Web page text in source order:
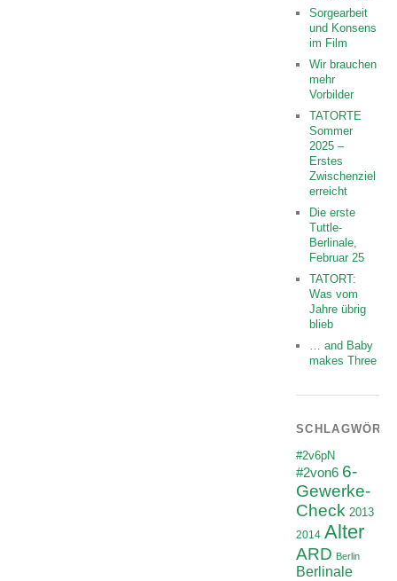
Sorgearbeit
und Konsens
im Film
Wir brauchen
mehr
Vorbilder
TATORTE
Sommer
2025 –
Erstes
Zwischenziel
erreicht
Die erste
Tuttle-
Berlinale,
Februar 25
TATORT:
Was vom
Jahre übrig
blieb
… and Baby
makes Three
#2v6pN
#2von6 6-
Gewerke-
Check 2013
2014 Alter
ARD Berlin
Berlinale